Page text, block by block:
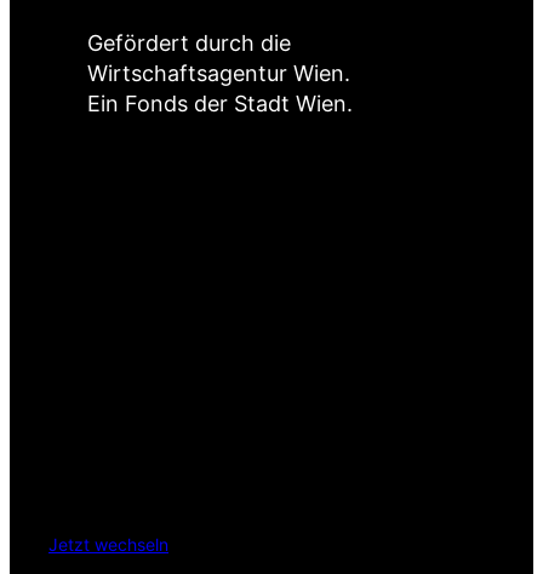
Gefördert durch die
Wirtschaftsagentur Wien.
Ein Fonds der Stadt Wien.
Jetzt wechseln